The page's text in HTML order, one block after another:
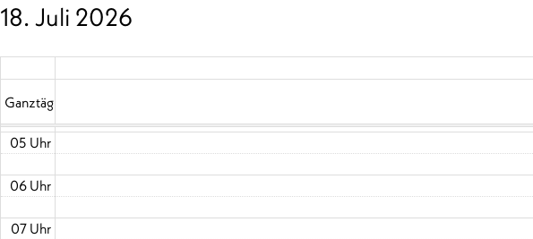
18. Juli 2026
Ganztägig
02 Uhr
03 Uhr
04 Uhr
05 Uhr
06 Uhr
07 Uhr